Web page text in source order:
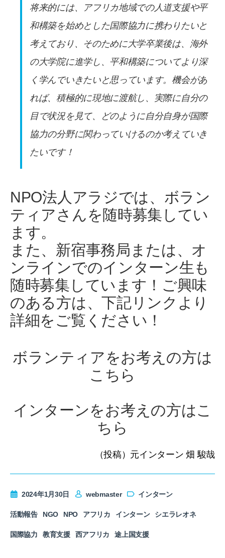
将来的には、アフリカ地域での人道支援や平
和構築を始めとした国際協力に携わりたいと
考えており、そのために大学卒業後は、海外
の大学院に進学し、平和構築についてより深
く学んでいきたいと思っています。機会があ
れば、積極的に現地に渡航し、実際に自分の
目で状況を見て、どのように自分自身が国際
協力の分野に関わっていけるのか考えていき
たいです！
NPO法人アラジでは、ボラン
ティアさんを随時募集してい
ます。
また、新宿事務局または、オ
ンラインでのインターン生も
随時募集しています！ご興味
のある方は、下記リンクより
詳細をご覧ください！
ボランティアをお考えの方は
こちら
インターンをお考えの方はこ
ちら
（投稿）元インターン 畑 駿哉
2024年1月30日 webmaster インターン
活動報告 NGO NPO アフリカ インターン シエラレオネ
国際協力 教育支援 西アフリカ 途上国支援